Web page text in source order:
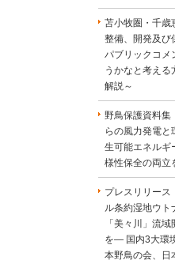
苫小牧圏・千歳
整備、開発及び
パブリックコメ
うかなと考える
解説～
野鳥保護資料
らの風力発電
生可能エネルギ
様性保全の両立
プレスリリース
ル条約湿地ウト
「美々川」流
を― 国内3大環
本野鳥の会、日